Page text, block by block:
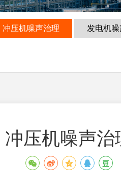
冲压机噪声治理 发电机
冲压机噪声治